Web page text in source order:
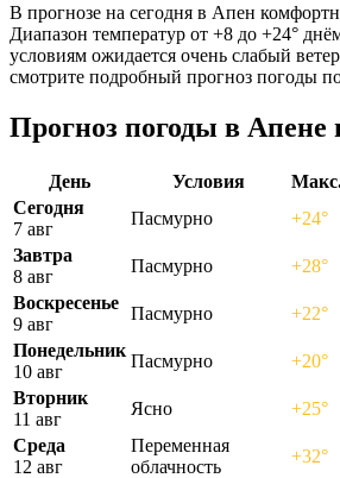
В прогнозе на сегодня в Апен
Диапазон температур от +8 до +24°
условиям ожидается очень слабый
смотрите подробный прогноз погоды
Прогноз погоды в Апене
День Условия
Сегодня
7 авг
Пасмурно +24°
Завтра
8 авг
Пасмурно +28°
Воскресенье
9 авг
Пасмурно +22°
Понедельник
10 авг
Пасмурно +20°
Вторник
11 авг
Ясно +25°
Среда
12 авг
Переменная
облачность
+32°